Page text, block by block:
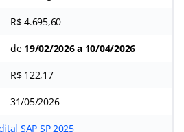
R$ 4.695,60
de 19/02/2026 a 10/04/2026
R$ 122,17
31/05/2026
SAP SP 2025